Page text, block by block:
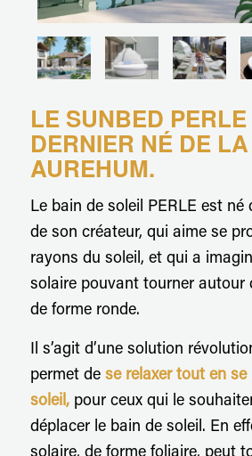
LE SUNBED
DERNIER NÉ DE
AUREHUM.
Le bain de soleil PERLE est né
de son créateur, qui aime se
rayons du soleil, et qui a
solaire pouvant tourner autour
de forme ronde.
Il s’agit d’une solution
permet de se relaxer tout en
soleil,pour ceux qui le
déplacer le bain de soleil. En